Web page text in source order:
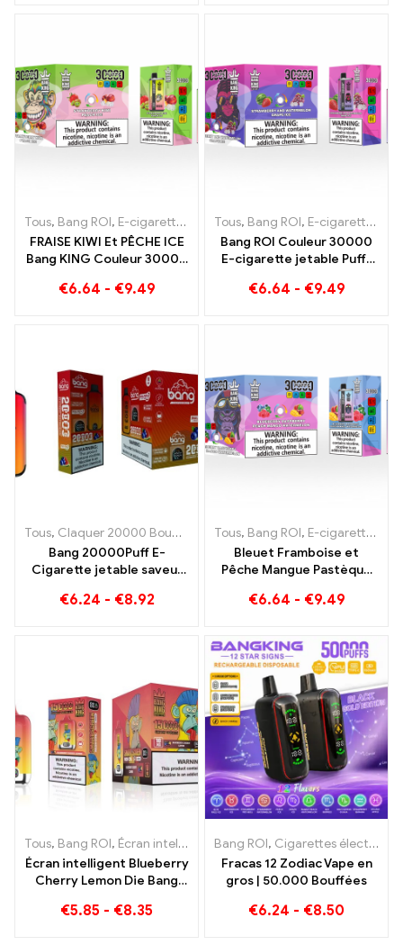
Tous, Bang ROI, E-cigarettes jetables Lituanie ,E-cigarettes
FRAISE KIWI Et PÊCHE ICE
Bang KING Couleur 30000
Double saveur pour une
€6.64 - €9.49
Tous, Bang ROI, E-cigarettes jetables Lituanie
Bang ROI Couleur 30000
E-cigarette jetable Puffs
pastèque sucrée à la
€6.64 - €9.49
Tous, Claquer 20000 Bouffées Bang ROI,Cigarettes
Bang 20000Puff E-
Cigarette jetable saveur
double maille
€6.24 - €8.92
Tous, Bang ROI, E-cigarettes jetables Lituanie
Bleuet Framboise et
Pêche Mangue Pastèque
Puffs E-CIGARETTES
double saveur La
combinaison parfaite
€6.64 - €9.49
Tous, Bang ROI, Écran intelligent Bang King 15000 Bouffée ,E-
Écran intelligent Blueberry
Cherry Lemon Die Bang
aperçu d’une e-cigarette
€5.85 - €8.35
Bang ROI, Cigarettes électroniques jetables
Fracas 12 Zodiac Vape en
gros | 50.000 Bouffées
€6.24 - €8.50